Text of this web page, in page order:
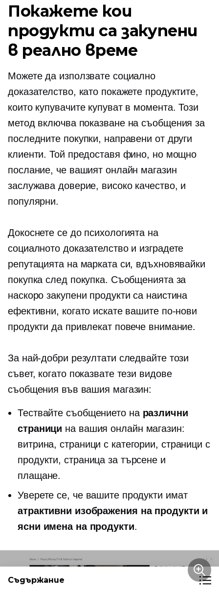
Покажете кои
продукти са закупени
в реално време
Можете да използвате социално
доказателство, като покажете продуктите,
които купувачите купуват в момента. Този
метод включва показване на съобщения за
последните покупки, направени от други
клиенти. Той предоставя фино, но мощно
послание, че вашият онлайн магазин
заслужава доверие, високо качество, и
популярни.
Докоснете се до психологията на
социалното доказателство и изградете
репутацията на марката си, вдъхновявайки
покупка след покупка. Съобщенията за
наскоро закупени продукти са наистина
ефективни, когато искате вашите по-нови
продукти да привлекат повече внимание.
За най-добри резултати следвайте този
съвет, когато показвате тези видове
съобщения във вашия магазин:
Тествайте съобщението на различни
страници на вашия онлайн магазин:
витрина, страници с категории, страници с
продукти, страница за търсене и
плащане.
Уверете се, че вашите продукти имат
атрактивни изображения на продукти и
ясни имена на продукти.
Съдържание